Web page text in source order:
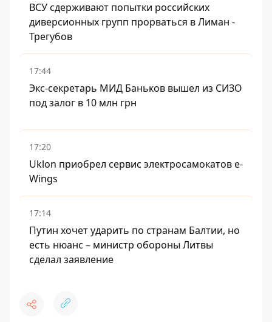
ВСУ сдерживают попытки российских
диверсионных групп прорваться в Лиман -
Трегубов
17:44
Экс-секретарь МИД Баньков вышел из СИЗО
под залог в 10 млн грн
17:20
Uklon приобрел сервис электросамокатов e-
Wings
17:14
Путин хочет ударить по странам Балтии, но
есть нюанс – министр обороны Литвы
сделал заявление